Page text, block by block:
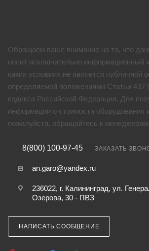
Обращаем ваше внимание на то, что
носит исключительно информационный
каких условиях не является публичной
определяемой положениями Статьи 437
кодекса Российской Федерации. Для
информации о стоимости оборудования
пожалуйста, обращайтесь к
8(800) 100-97-45 ЗАКАЗАТЬ
an.garo@yandex.ru
236022, г. Калининград, ул.
Озерова, 30 - ПВЗ
НАПИСАТЬ СООБЩЕНИЕ